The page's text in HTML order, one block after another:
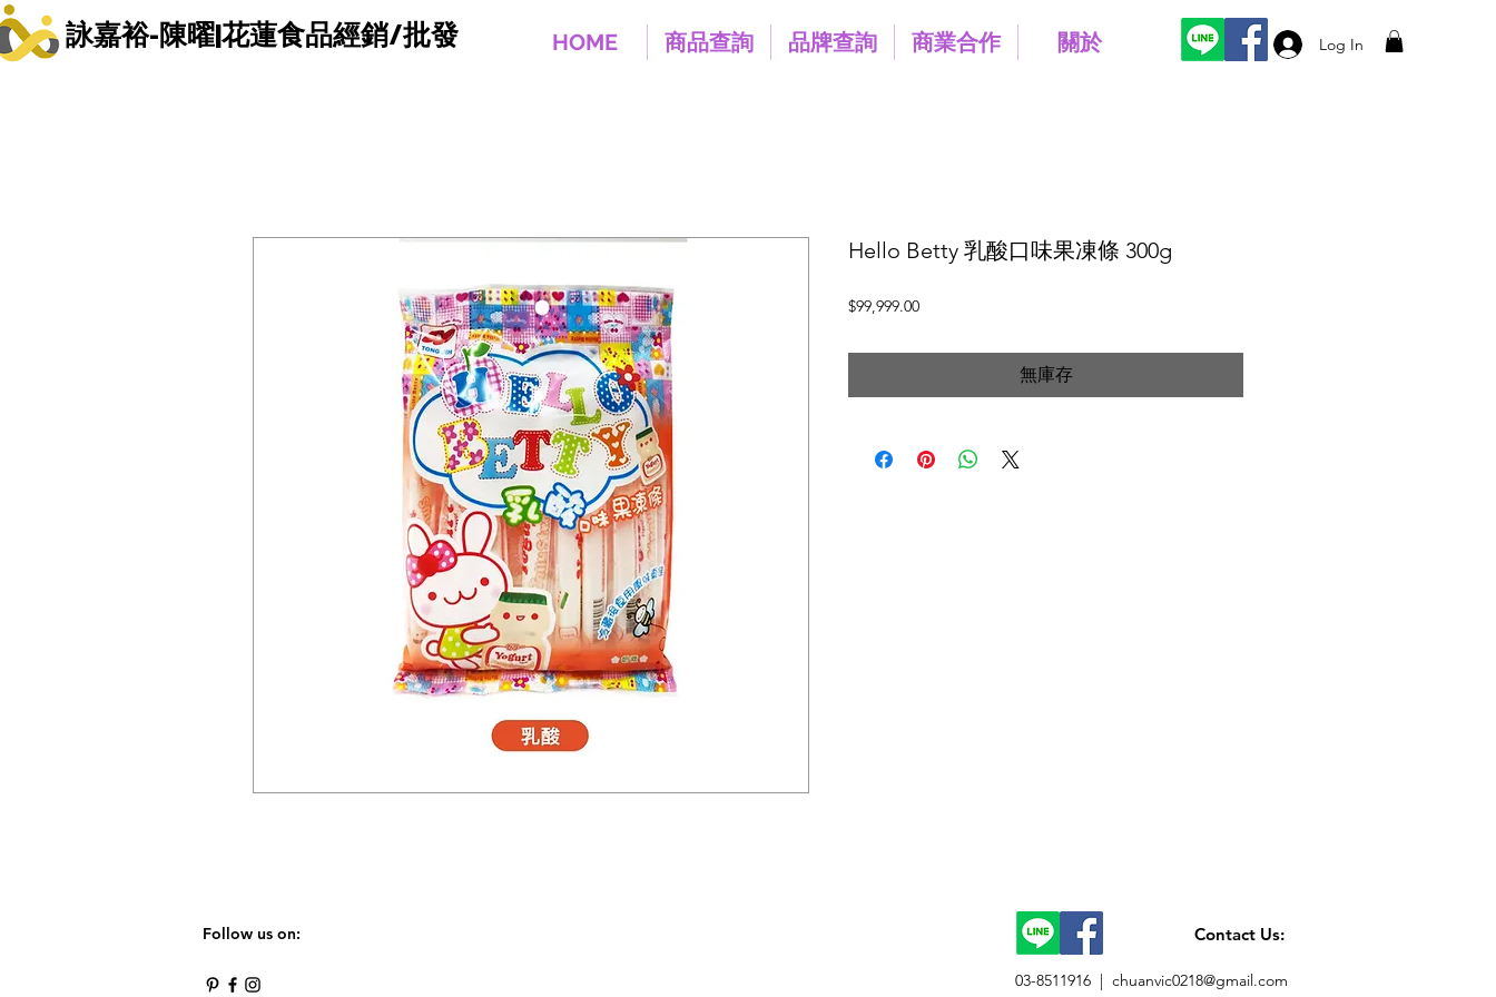
Log In
詠嘉裕-陳曜|花蓮食品經銷/批發 HOME 商品查詢 品牌查詢 商業合作 關於
Hello Betty 乳酸口味果凍條 300g
$99,999.00價
無庫存
Follow us on: Contact Us:
03-8511916 | chuanvic0218@gmail.com